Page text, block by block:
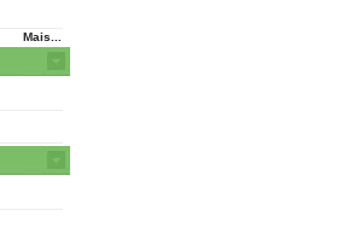
Mais...